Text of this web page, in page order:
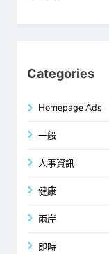
Categories
Homepage Ads
一般
人事資訊
健康
兩岸
即時